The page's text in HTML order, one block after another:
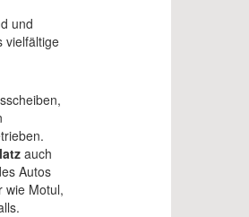
und
vielfältige
auch
Autos
wie Motul,